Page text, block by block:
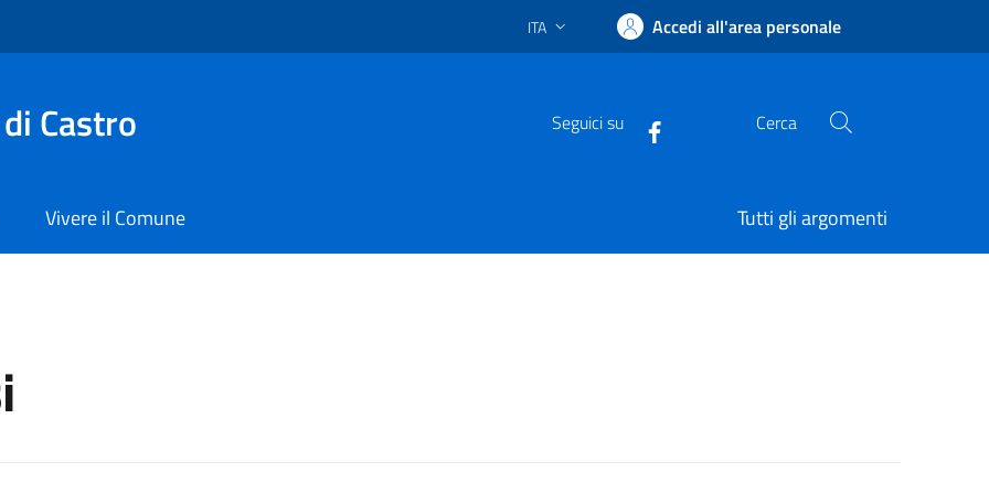
Lingua attiva:
ITA Accedi all'area personale
Castro Seguici su Cerca
Vivere il Comune
Tutti gli argomenti